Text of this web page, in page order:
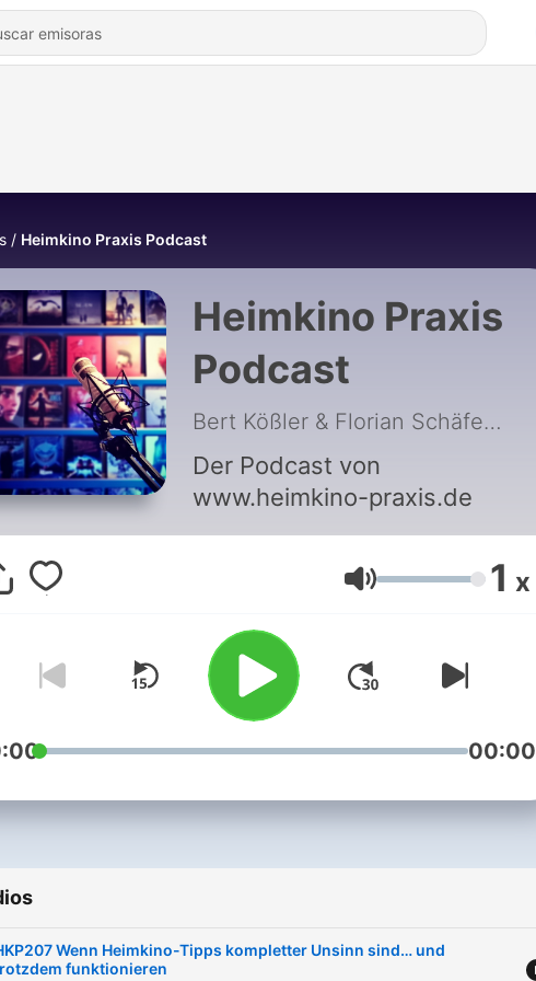
Heimkino Praxis Podcast
Heimkino Praxis
Podcast
Bert Kößler & Florian Schäfer
Der Podcast von
www.heimkino-praxis.de
Volumen 1 x
00:00
Wenn Heimkino-Tipps kompletter Unsinn sind… und
funktionieren